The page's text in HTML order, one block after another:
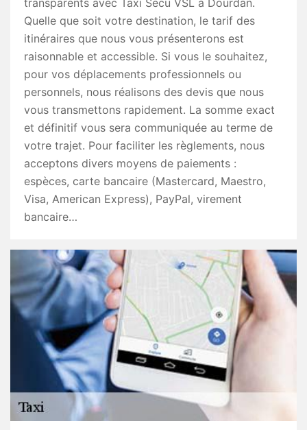
transparents avec Taxi Secu VSL à Dourdan.
Quelle que soit votre destination, le tarif des
itinéraires que nous vous présenterons est
raisonnable et accessible. Si vous le souhaitez,
pour vos déplacements professionnels ou
personnels, nous réalisons des devis que nous
vous transmettons rapidement. La somme exact
et définitif vous sera communiquée au terme de
votre trajet. Pour faciliter les règlements, nous
acceptons divers moyens de paiements :
espèces, carte bancaire (Mastercard, Maestro,
Visa, American Express), PayPal, virement
bancaire…